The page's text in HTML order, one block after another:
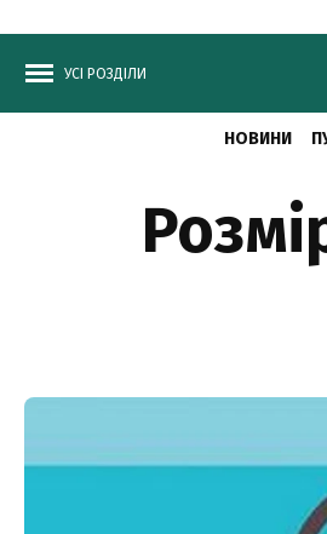
УСІ РОЗДІЛИ
НОВИНИ